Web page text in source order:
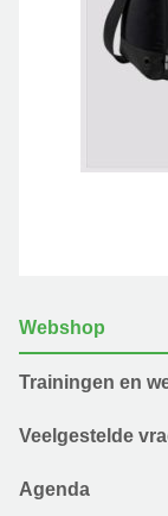
Webshop
Trainingen en
Veelgestelde
Agenda